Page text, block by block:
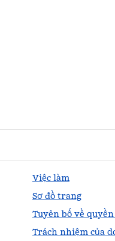
Việc làm
Sơ đồ trang
Tuyên bố về
Trách nhiệm của